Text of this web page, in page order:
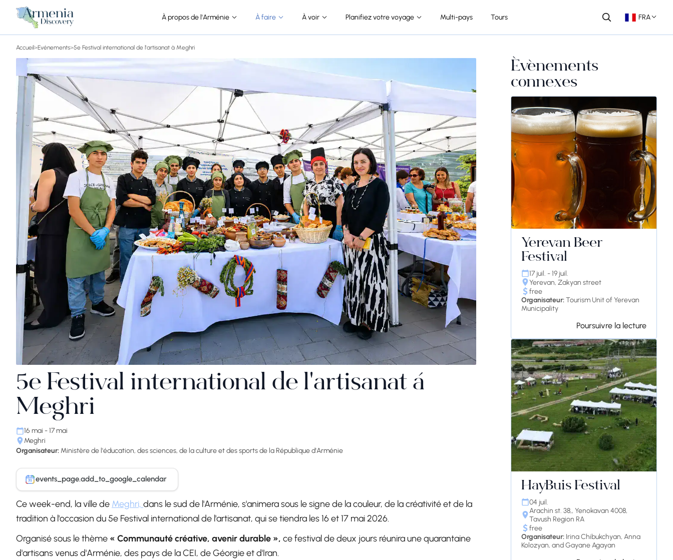
À propos de l'Arménie À faire À voir Planifiez votre voyage Multi-pays Tours FRA
Accueil>Evénements>5e Festival international de l'artisanat à Meghri
5e Festival international de l'artisanat à
Meghri
16 mai - 17 mai
Meghri
Organisateur: Ministère de l'éducation, des sciences, de la culture et des sports de la République d'Arménie
31 events_page.add_to_google_calendar
Ce week-end, la ville de Meghri, dans le sud de l'Arménie, s'animera sous le signe de la couleur, de la créativité et de la
tradition à l'occasion du 5e Festival international de l'artisanat, qui se tiendra les 16 et 17 mai 2026.
Organisé sous le thème « Communauté créative, avenir durable », ce festival de deux jours réunira une quarantaine
d'artisans venus d'Arménie, des pays de la CEI, de Géorgie et d'Iran.
Événements
connexes
Yerevan Beer
Festival
17 juil. - 19 juil.
Yerevan, Zakyan street
free
Organisateur:Tourism Unit of Yerevan
Municipality
Poursuivre la lecture
HayBuis Festival
04 juil.
Arachin st. 38,, Yenokavan 4008,
Tavush Region RA
free
Organisateur: Irina Chibukchyan, Anna
Kolozyan, and Gayane Agayan